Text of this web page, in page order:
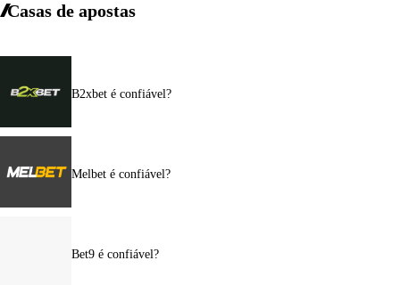
Casas de apostas
B2xbet é confiável?
Melbet é confiável?
Bet9 é confiável?